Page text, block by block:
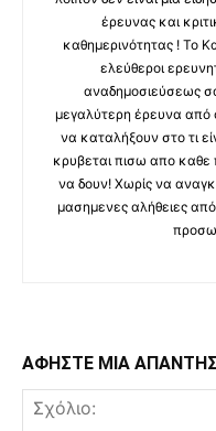
έρευνας και
καθημερινότητας ! Το
ελεύθεροι
αναδημοσιεύσεως
μεγαλύτερη έρευνα από
να καταλήξουν στο τι
κρυβεται πισω απο καθε
να δουν! Χωρίς να
μασημενες αλήθειες
ΑΦΗΣΤΕ ΜΙΑ